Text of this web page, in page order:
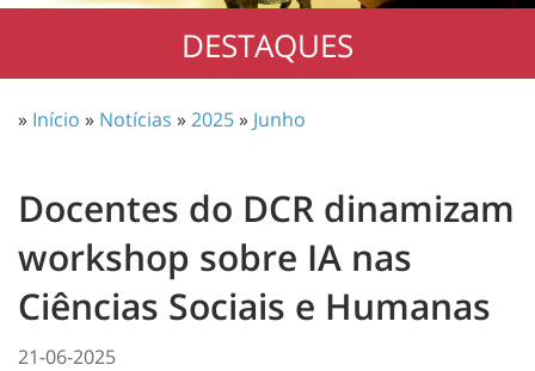
DESTAQUES
» Início » Notícias »2025» Junho
Docentes do DCR dinamizam
workshop sobre IA nas
Ciências Sociais e Humanas
21-06-2025